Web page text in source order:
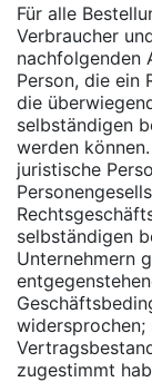
Für alle
Verbraucher
nachfolgenden
Person, die ein
die
selbständigen
werden
juristische
selbständigen
Unternehmern
widersprochen;
zugestimmt